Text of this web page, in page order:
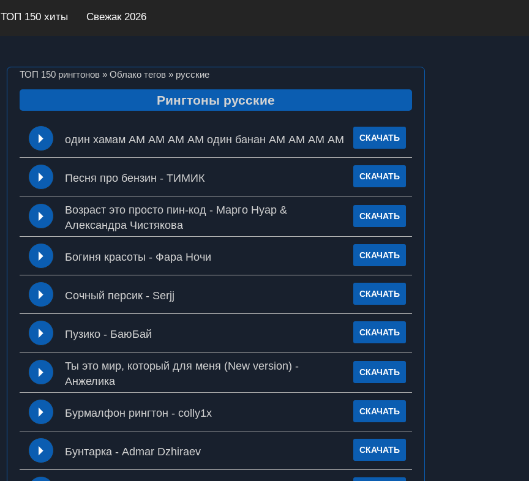
ТОП 150 хиты Свежак 2026
ТОП 150 рингтонов» Облако тегов» русские
Рингтоны русские
один хамам АМ АМ АМ АМ один банан АМ АМ АМ АМ СКАЧАТЬ
Песня про бензин - ТИМИК СКАЧАТЬ
Возраст это просто пин-код - Марго Нуар &
Александра Чистякова
СКАЧАТЬ
Богиня красоты - Фара Ночи СКАЧАТЬ
Сочный персик - Serjj СКАЧАТЬ
Пузико - БаюБай СКАЧАТЬ
Ты это мир, который для меня (New version) -
Анжелика
СКАЧАТЬ
Бурмалфон рингтон - colly1x СКАЧАТЬ
Бунтарка - Admar Dzhiraev СКАЧАТЬ